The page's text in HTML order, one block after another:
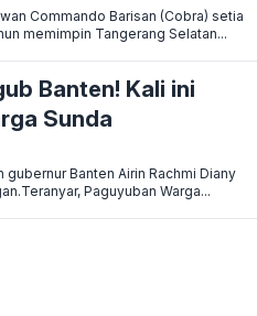
Commando Barisan (Cobra) setia
memimpin Tangerang Selatan...
Banten! Kali ini
Sunda
Banten Airin Rachmi Diany
Paguyuban Warga...